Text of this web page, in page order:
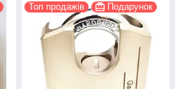
Топ продажів Подарунок